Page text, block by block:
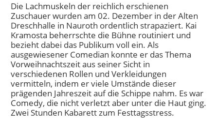
Die Lachmuskeln der reichlich erschienen
Zuschauer wurden am 02. Dezember in der Alten
Dreschhalle in Nauroth ordentlich strapaziert. Kai
Kramosta beherrschte die Bühne routiniert und
bezieht dabei das Publikum voll ein. Als
ausgewiesener Comedian konnte er das Thema
Vorweihnachtszeit aus seiner Sicht in
verschiedenen Rollen und Verkleidungen
vermitteln, indem er viele Umstände dieser
prägenden Jahreszeit auf die Schippe nahm. Es war
Comedy, die nicht verletzt aber unter die Haut ging.
Zwei Stunden Kabarett zum Festtagsstress.